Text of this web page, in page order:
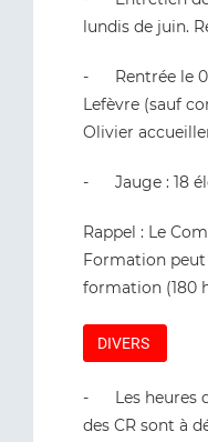
lundis de juin.
- Rentrée le
Lefèvre (sauf
Olivier
- Jauge : 18
Rappel : Le
Formation
formation (180
DIVERS
- Les heures
des CR sont à